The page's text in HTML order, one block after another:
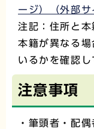
ージ）（外部サ
注記：住所と
本籍が異なる
いるかを確認し
注意事項
・筆頭者・配